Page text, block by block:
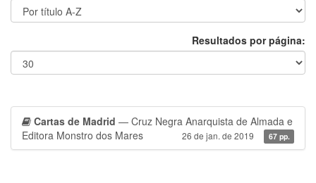
Resultados por página:
Cartas de Madrid — Cruz Negra Anarquista de Almada e
Editora Monstro dos Mares
26 de jan. de 2019 67 pp.